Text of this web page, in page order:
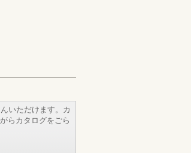
いただけます。カ
らカタログをごら